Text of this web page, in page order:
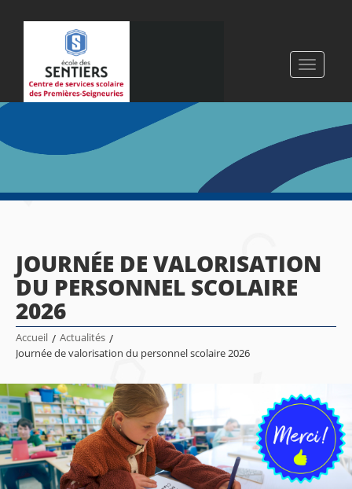
Toggle
JOURNÉE DE VALORISATION
DU PERSONNEL SCOLAIRE
2026
Accueil / Actualités /
Journée de valorisation du personnel scolaire 2026